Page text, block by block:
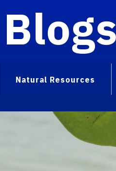
Blogs
Natural Resources